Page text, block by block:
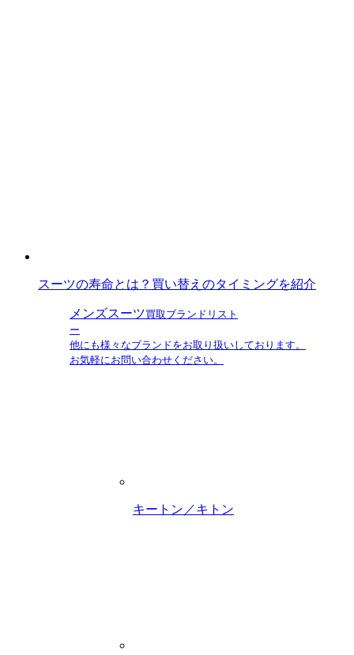
スーツの寿命とは？買い替えのタイミングを紹介
メンズスーツ買取ブランドリスト
ー
他にも様々なブランドをお取り扱いしております。
お気軽にお問い合わせください。
キートン／キトン